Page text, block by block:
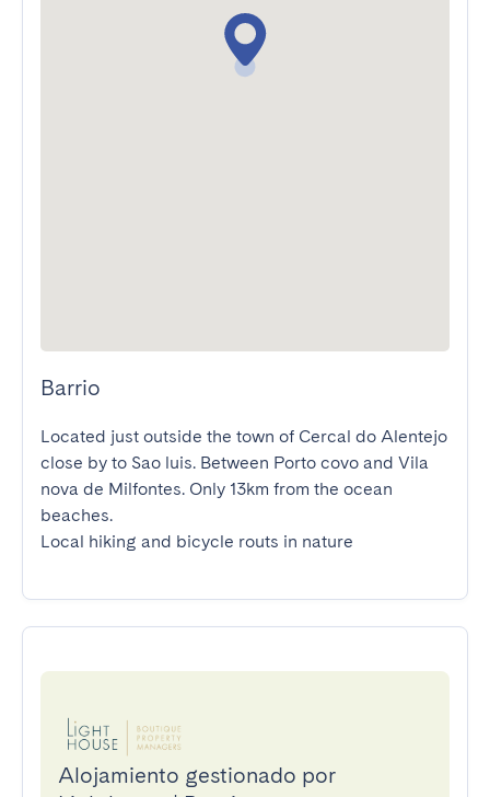
Barrio
Located just outside the town of Cercal do Alentejo
close by to Sao luis. Between Porto covo and Vila
nova de Milfontes. Only 13km from the ocean
beaches.
Local hiking and bicycle routs in nature
Alojamiento gestionado por